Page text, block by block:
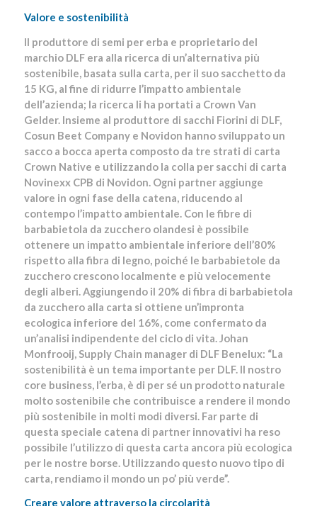
Valore e sostenibilità
Il produttore di semi per erba e proprietario del
marchio DLF era alla ricerca di un’alternativa più
sostenibile, basata sulla carta, per il suo sacchetto da
15 KG, al fine di ridurre l’impatto ambientale
dell’azienda; la ricerca li ha portati a Crown Van
Gelder. Insieme al produttore di sacchi Fiorini di DLF,
Cosun Beet Company e Novidon hanno sviluppato un
sacco a bocca aperta composto da tre strati di carta
Crown Native e utilizzando la colla per sacchi di carta
Novinexx CPB di Novidon. Ogni partner aggiunge
valore in ogni fase della catena, riducendo al
contempo l’impatto ambientale. Con le fibre di
barbabietola da zucchero olandesi è possibile
ottenere un impatto ambientale inferiore dell’80%
rispetto alla fibra di legno, poiché le barbabietole da
zucchero crescono localmente e più velocemente
degli alberi. Aggiungendo il 20% di fibra di barbabietola
da zucchero alla carta si ottiene un’impronta
ecologica inferiore del 16%, come confermato da
un’analisi indipendente del ciclo di vita. Johan
Monfrooij, Supply Chain manager di DLF Benelux: “La
sostenibilità è un tema importante per DLF. Il nostro
core business, l’erba, è di per sé un prodotto naturale
molto sostenibile che contribuisce a rendere il mondo
più sostenibile in molti modi diversi. Far parte di
questa speciale catena di partner innovativi ha reso
possibile l’utilizzo di questa carta ancora più ecologica
per le nostre borse. Utilizzando questo nuovo tipo di
carta, rendiamo il mondo un po’ più verde”.
Creare valore attraverso la circolarità